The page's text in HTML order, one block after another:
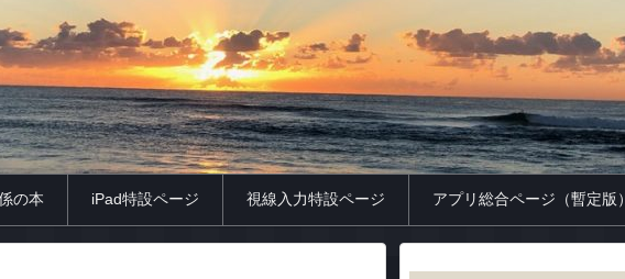
の本 iPad特設ページ 視線入力特設ページ アプリ総合ページ（暫定版）